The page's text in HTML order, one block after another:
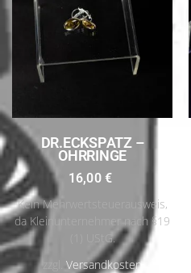
DR.ECKSPATZ –
OHRRINGE
16,00€
Kein Mehrwertsteuerausweis,
da Kleinunternehmer nach §19
(1) UStG.
Versandkosten